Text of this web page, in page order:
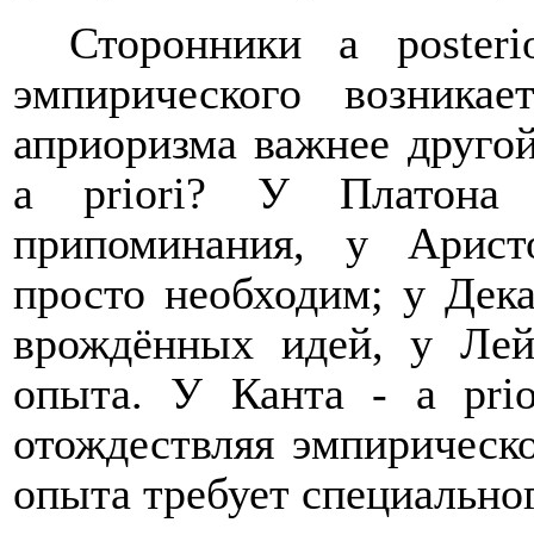
Сторонники a
эмпирического
априоризма важнее
a
priori? У Платона
припоминания, у
просто необходим; у
врождённых идей, у
опыта. У Канта - a
отождествляя
опыта требует